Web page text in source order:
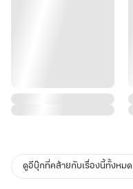
ดูอีบุ๊กที่คล้ายกับเรื่องนี้ทั้งหมด